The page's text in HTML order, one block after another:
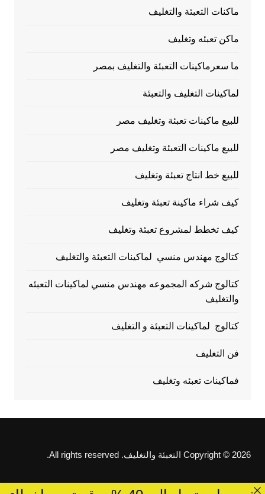
ماكنات التعبئة والتغليف
ماكن تعبئه وتغليف
ما سعرماكينات التعبئة والتغليف بمصر
لماكينات التغليف والتعبئة
للبيع ماكينات تعبئة وتغليف مصر
للبيع ماكينات التعبئة وتغليف مصر
للبيع خط انتاج تعبئة وتغليف
كيف شراء ماكينة تعبئة وتغليف
كيف تخطط لمشروع تعبئة وتغليف
كتالوج مهندس منسي لماكينات التعبئة والتغليف
كتالوج شركه المجموعه مهندس منسي لماكينات التعبئه
والتغليف
كتالوج لماكينات التعبئة و التغليف
فن التغليف
فماكينات تعبئه وتغليف
Copyright © 2026 التعبئة والتغليف. All rights reserved.